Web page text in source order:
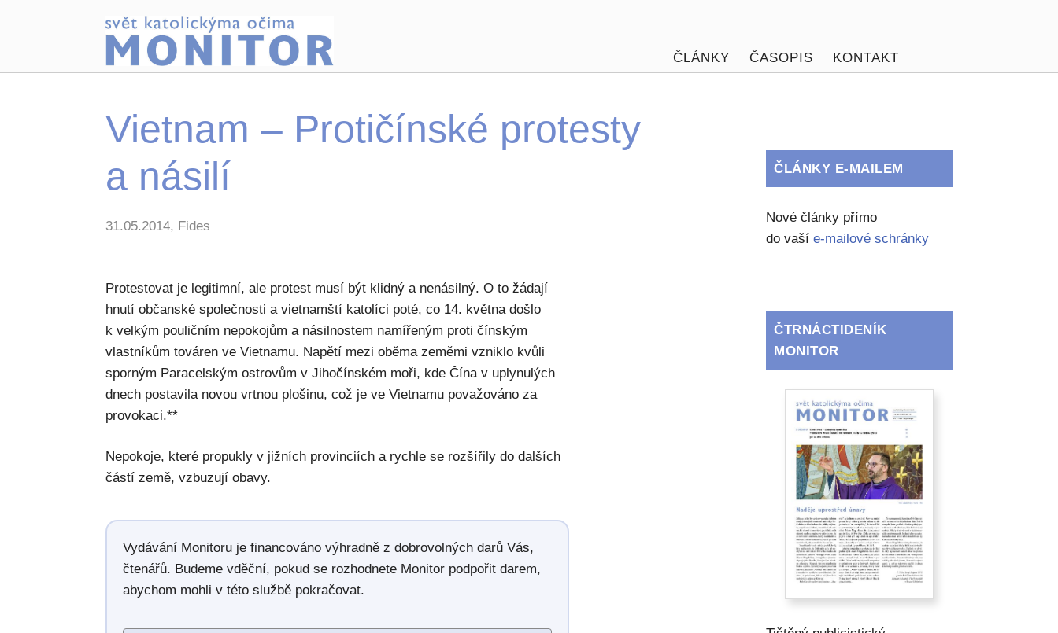
ČLÁNKY ČASOPIS KONTAKT
Vietnam – Protičínské protesty
a násilí
31.05.2014, Fides
Protestovat je legitimní, ale protest musí být klidný a nenásilný. O to žádají
hnutí občanské společnosti a vietnamští katolíci poté, co 14. května došlo
k velkým pouličním nepokojům a násilnostem namířeným proti čínským
vlastníkům továren ve Vietnamu. Napětí mezi oběma zeměmi vzniklo kvůli
sporným Paracelským ostrovům v Jihočínském moři, kde Čína v uplynulých
dnech postavila novou vrtnou plošinu, což je ve Vietnamu považováno za
provokaci.**
Nepokoje, které propukly v jižních provinciích a rychle se rozšířily do dalších
částí země, vzbuzují obavy.
Vydávání Monitoru je financováno výhradně z dobrovolných darů Vás,
čtenářů. Budeme vděční, pokud se rozhodnete Monitor podpořit darem,
abychom mohli v této službě pokračovat.
ČLÁNKY E-MAILEM
Nové články přímo
do vašíe-mailové schránky
ČTRNÁCTIDENÍK
MONITOR